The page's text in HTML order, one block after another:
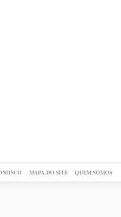
MAPA DO SITE QUEM SOMOS